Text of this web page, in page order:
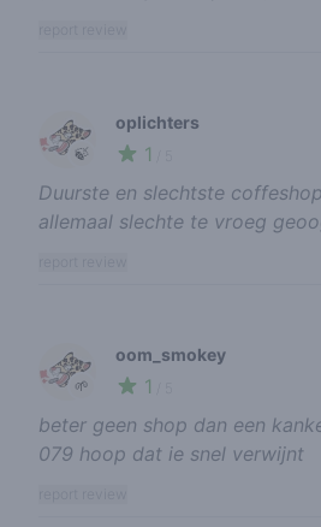
🍃
oplichters
1
Duurste en slechtste
allemaal slechte te vroeg
🌱
oom_smokey
1
beter geen shop dan een
079 hoop dat ie snel verwijnt